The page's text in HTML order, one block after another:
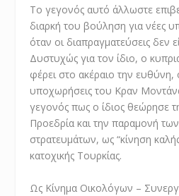
Το γεγονός αυτό άλλωστε
διαρκή του βούληση για νέες
όταν οι διαπραγματεύσεις δεν
Δυστυχώς για τον ίδιο, ο
φέρει στο ακέραιο την ευθύνη,
υποχωρήσεις του Κραν
γεγονός πως ο ίδιος θεώρησε
Προεδρία και την παραμονή
στρατευμάτων, ως “κίνηση
κατοχικής Τουρκίας.
Ως Κίνημα Οικολόγων –